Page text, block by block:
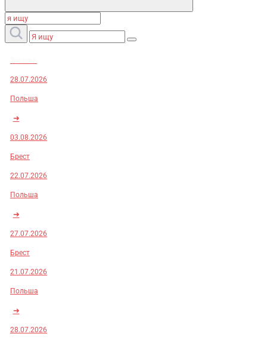
28.07.2026
Польша
➜
03.08.2026
Брест
22.07.2026
Польша
➜
27.07.2026
Брест
21.07.2026
Польша
➜
28.07.2026